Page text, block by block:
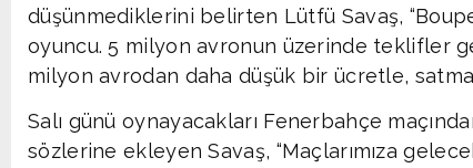
düşünmediklerini belirten Lütfü Savaş,
oyuncu. 5 milyon avronun üzerinde teklifler
milyon avrodan daha düşük bir ücretle,
Salı günü oynayacakları Fenerbahçe
sözlerine ekleyen Savaş, “Maçlarımıza